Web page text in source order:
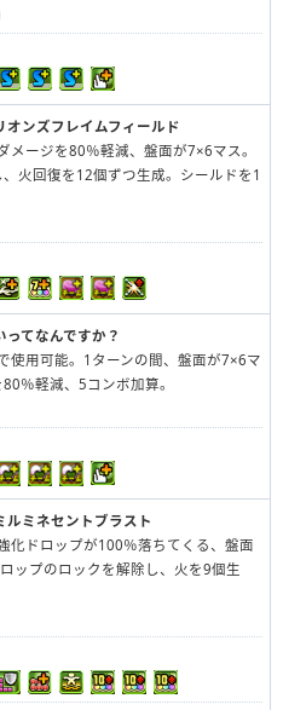
オンズフレイムフィールド
メージを80％軽減、盤面が7×6マス。
火回復を12個ずつ生成。シールドを1
ってなんですか？
使用可能。1ターンの間、盤面が7×6マ
％軽減、5コンボ加算。
ルミネセントブラスト
化ドロップが100％落ちてくる、盤面
ップのロックを解除し、火を9個生